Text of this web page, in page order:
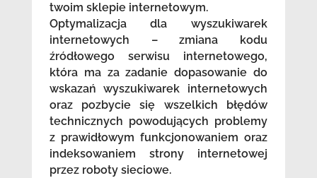
twoim sklepie internetowym.
Optymalizacja dla wyszukiwarek
internetowych – zmiana kodu
źródłowego serwisu internetowego,
która ma za zadanie dopasowanie do
wskazań wyszukiwarek internetowych
oraz pozbycie się wszelkich błędów
technicznych powodujących problemy
z prawidłowym funkcjonowaniem oraz
indeksowaniem strony internetowej
przez roboty sieciowe.